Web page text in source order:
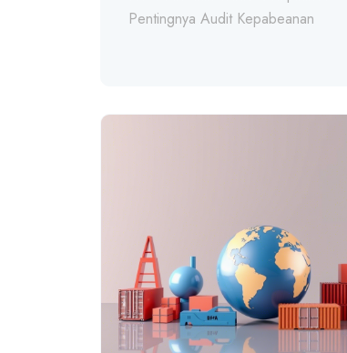
Pentingnya Audit Kepabeanan